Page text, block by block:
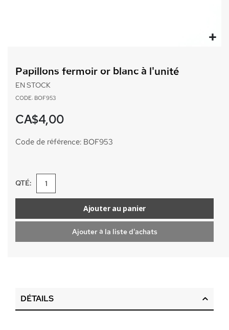
début
d’images
Papillons fermoir or blanc à l'unité
EN STOCK
CODE: BOF953
CA$4,00
Code de référence: BOF953
QTÉ:
Ajouter au panier
Ajouter à la liste d'achats
DÉTAILS